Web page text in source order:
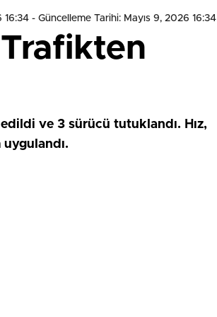
16:34 - Güncelleme Tarihi: Mayıs 9, 2026 16:34
ve 3 sürücü tutuklandı. Hız,